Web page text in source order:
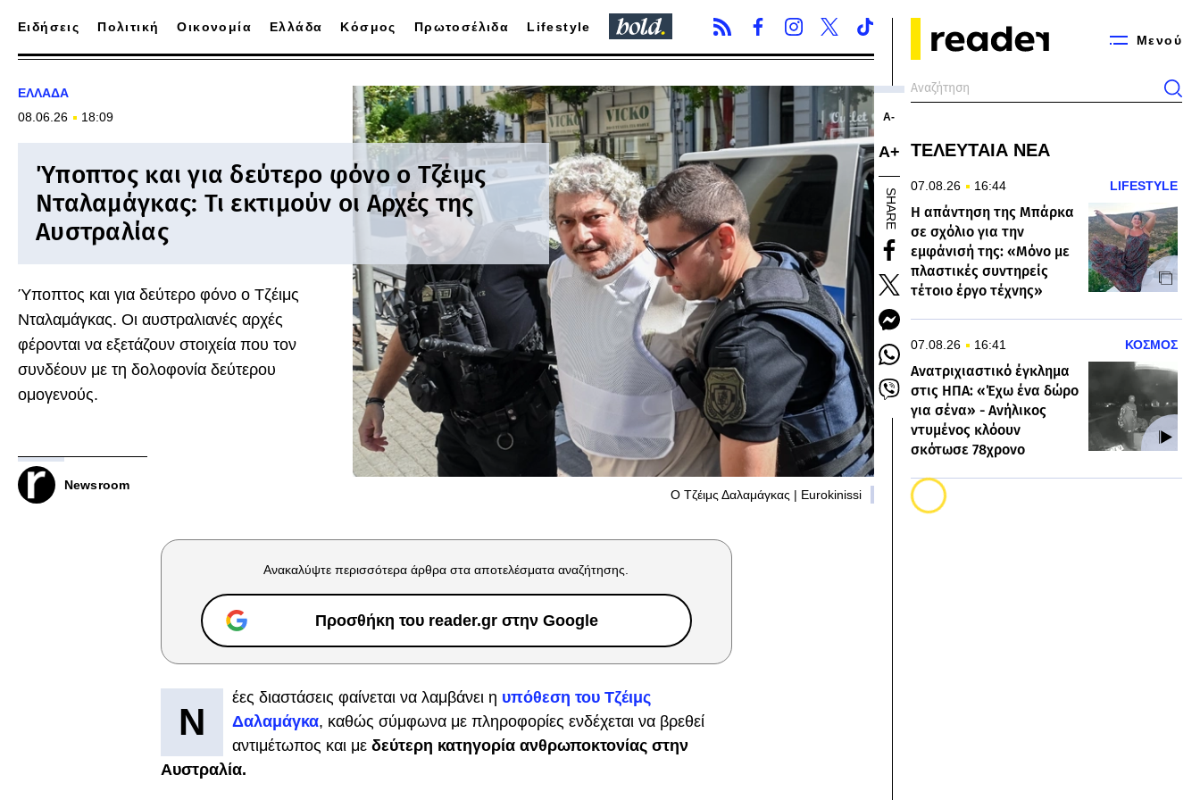
Μενού
Ειδήσεις Πολιτική Οικονομία Ελλάδα Κόσμος Πρωτοσέλιδα Lifestyle
ΕΛΛΑΔΑ
08.06.26
18:09
Ύποπτος και για δεύτερο φόνο ο Τζέιμς
Νταλαμάγκας: Τι εκτιμούν οι Αρχές της
Αυστραλίας
Ύποπτος και για δεύτερο φόνο ο Τζέιμς
Νταλαμάγκας. Οι αυστραλιανές αρχές
φέρονται να εξετάζουν στοιχεία που τον
συνδέουν με τη δολοφονία δεύτερου
ομογενούς.
Newsroom
Ο Τζέιμς Δαλαμάγκας | Eurokinissi
Α-
Α+
SHARE
Ανακαλύψτε περισσότερα άρθρα στα αποτελέσματα αναζήτησης.
Προσθήκη του reader.gr στην Google
Ν
έες διαστάσεις φαίνεται να λαμβάνει η υπόθεση του Τζέιμς
Δαλαμάγκα, καθώς σύμφωνα με πληροφορίες ενδέχεται να βρεθεί
αντιμέτωπος και με δεύτερη κατηγορία ανθρωποκτονίας στην
Αυστραλία.
ΤΕΛΕΥΤΑΙΑ ΝΕΑ
07.08.26 16:44 LIFESTYLE
Η απάντηση της Μπάρκα
σε σχόλιο για την
εμφάνισή της: «Μόνο με
πλαστικές συντηρείς
τέτοιο έργο τέχνης»
07.08.26 16:41 ΚΟΣΜΟΣ
Ανατριχιαστικό έγκλημα
στις ΗΠΑ: «Έχω ένα δώρο
για σένα» - Ανήλικος
ντυμένος κλόουν
σκότωσε 78χρονο